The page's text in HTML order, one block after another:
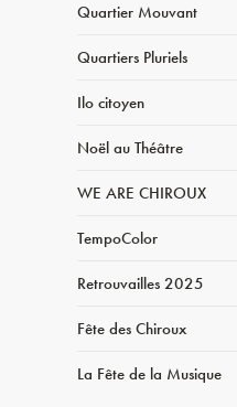
Quartier Mouvant
Quartiers Pluriels
Ilo citoyen
Noël au Théâtre
WE ARE CHIROUX
TempoColor
Retrouvailles 2025
Fête des Chiroux
La Fête de la Musique